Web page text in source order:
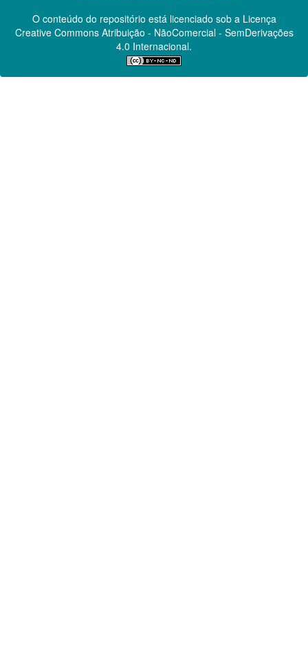
O conteúdo do repositório está licenciado sob a Licença
Creative CommonsAtribuição - NãoComercial - SemDerivações
4.0 Internacional.